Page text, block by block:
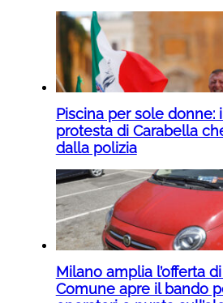
Piscina per sole donne:
protesta di Carabella
dalla polizia
Milano amplia l’offerta
Comune apre il bando